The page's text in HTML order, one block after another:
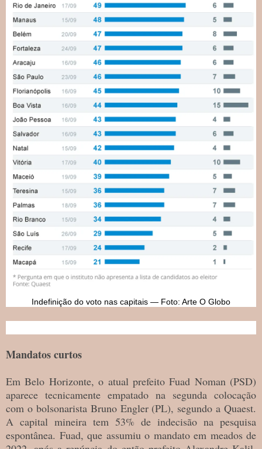
Indefinição do voto nas capitais — Foto: Arte O Globo
Mandatos curtos
Em Belo Horizonte, o atual prefeito Fuad Noman (PSD)
aparece tecnicamente empatado na segunda colocação
com o bolsonarista Bruno Engler (PL), segundo a Quaest.
A capital mineira tem 53% de indecisão na pesquisa
espontânea. Fuad, que assumiu o mandato em meados de